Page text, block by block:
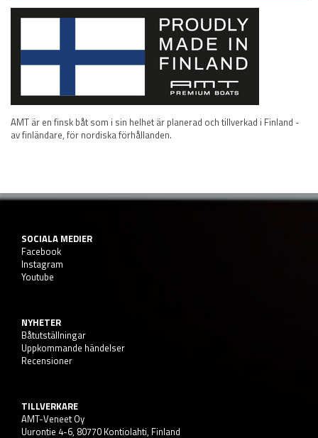
AMT är en finsk båt som i sin helhet är planerad och tillverkad i Finland -
av finländare, för nordiska förhållanden.
SOCIALA MEDIER
Facebook
Instagram
Youtube
NYHETER
Båtutställningar
Uppkommande händelser
Recensioner
TILLVERKARE
AMT-Veneet Oy
Uurontie 4-6, 80770 Kontiolahti, Finland